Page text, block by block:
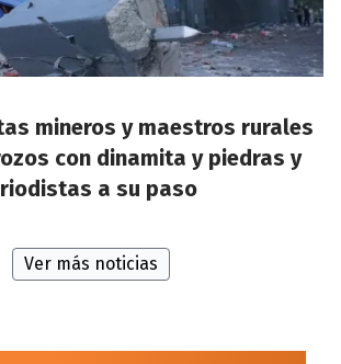
mineros y maestros rurales
con dinamita y piedras y
a su paso
Ver más noticias